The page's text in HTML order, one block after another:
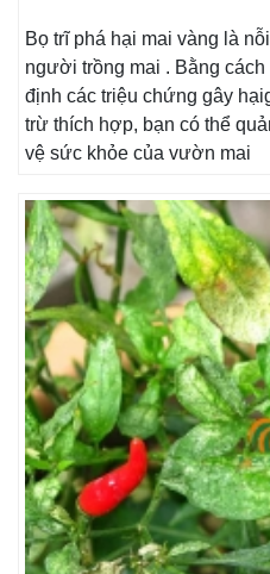
Bọ trĩ phá hại mai vàng là
người trồng mai . Bằng
định các triệu chứng gây
trừ thích hợp, bạn có thể
vệ sức khỏe của vườn mai